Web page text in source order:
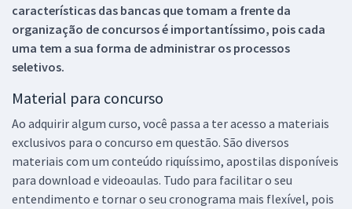
características das bancas que tomam a frente da
organização de concursos é importantíssimo, pois cada
uma tem a sua forma de administrar os processos
seletivos.
Material para concurso
Ao adquirir algum curso, você passa a ter acesso a materiais
exclusivos para o concurso em questão. São diversos
materiais com um conteúdo riquíssimo, apostilas disponíveis
para download e videoaulas. Tudo para facilitar o seu
entendimento e tornar o seu cronograma mais flexível, pois